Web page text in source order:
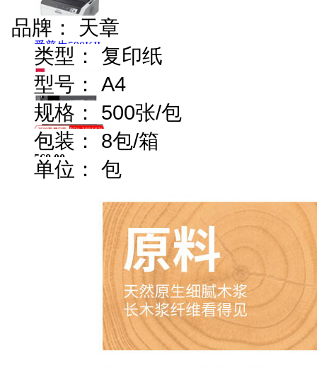
爱普生590KII
2480.00
0531京造 测自彩38...
568.00
品牌： 天章
类型： 复印纸
型号： A4
规格： 500张/包
包装： 8包/箱
单位： 包